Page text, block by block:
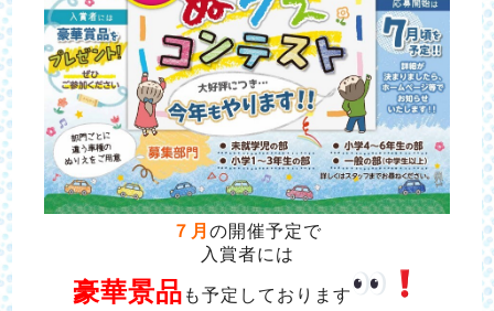
７月 の開催予定で
入賞者には
豪華景品 も予定しております